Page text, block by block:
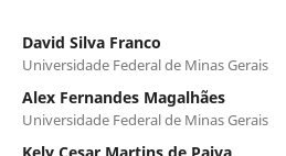
David Silva Franco
Universidade Federal de Minas Gerais
Alex Fernandes Magalhães
Universidade Federal de Minas Gerais